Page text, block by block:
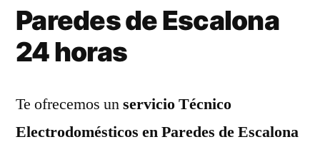
Paredes de Escalona
24 horas
Te ofrecemos unservicio Técnico
Electrodomésticos en Paredes de Escalona